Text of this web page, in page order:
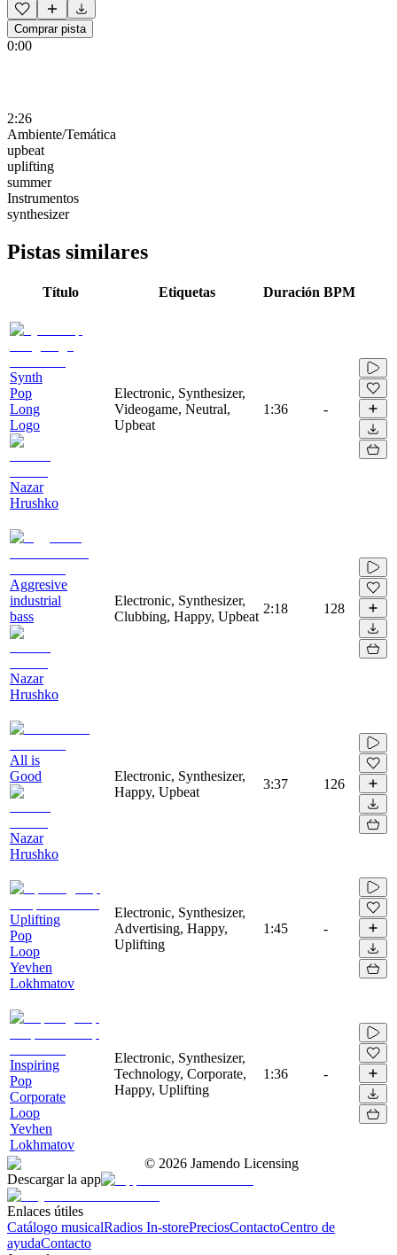
Comprar pista
0:00
2:26
Ambiente/Temática
upbeat
uplifting
summer
Instrumentos
synthesizer
Pistas similares
Título Etiquetas Duración BPM
Synth
Pop
Long
Logo
Nazar
Hrushko
Electronic, Synthesizer,
Videogame, Neutral,
Upbeat
1:36 -
Aggresive
industrial
bass
Nazar
Hrushko
Electronic, Synthesizer,
Clubbing, Happy, Upbeat
2:18 128
All is
Good
Nazar
Hrushko
Electronic, Synthesizer,
Happy, Upbeat
3:37 126
Uplifting
Pop
Loop
Yevhen
Lokhmatov
Electronic, Synthesizer,
Advertising, Happy,
Uplifting
1:45 -
Inspiring
Pop
Corporate
Loop
Yevhen
Lokhmatov
Electronic, Synthesizer,
Technology, Corporate,
Happy, Uplifting
1:36 -
© 2026 Jamendo Licensing
Descargar la app
Enlaces útiles
Catálogo musicalRadios In-storePreciosContactoCentro de
ayudaContacto